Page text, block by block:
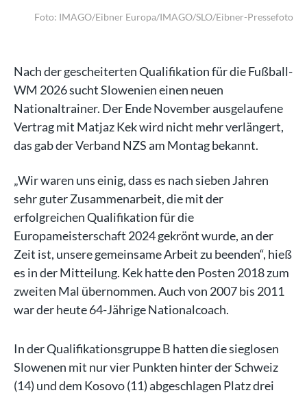
Foto: IMAGO/Eibner Europa/IMAGO/SLO/Eibner-Pressefoto
Nach der gescheiterten Qualifikation für die Fußball-
WM 2026 sucht Slowenien einen neuen
Nationaltrainer. Der Ende November ausgelaufene
Vertrag mit Matjaz Kek wird nicht mehr verlängert,
das gab der Verband NZS am Montag bekannt.
„Wir waren uns einig, dass es nach sieben Jahren
sehr guter Zusammenarbeit, die mit der
erfolgreichen Qualifikation für die
Europameisterschaft 2024 gekrönt wurde, an der
Zeit ist, unsere gemeinsame Arbeit zu beenden“, hieß
es in der Mitteilung. Kek hatte den Posten 2018 zum
zweiten Mal übernommen. Auch von 2007 bis 2011
war der heute 64-Jährige Nationalcoach.
In der Qualifikationsgruppe B hatten die sieglosen
Slowenen mit nur vier Punkten hinter der Schweiz
(14) und dem Kosovo (11) abgeschlagen Platz drei